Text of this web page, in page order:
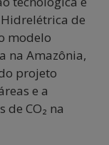
de
modelo
na Amazônia,
projeto
e a
CO₂ na